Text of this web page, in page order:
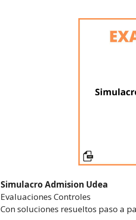
Simulacro Admision Udea
Evaluaciones Controles
Con soluciones resueltos paso a